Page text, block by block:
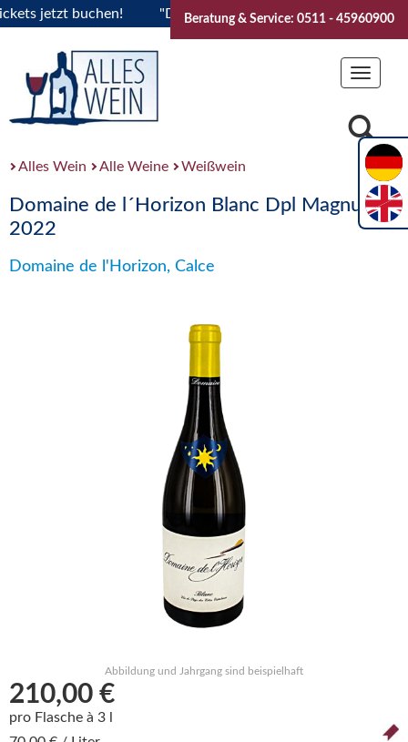
jetzt buchen! "Das Sommerfest 2026" Vive la
Beratung & Service: 0511 - 45960900
Toggle
Alles Wein Alle Weine Weißwein
Domaine de l´Horizon Blanc Dpl Magnum
2022
Domaine de l'Horizon, Calce
Abbildung und Jahrgang sind beispielhaft
210,00 €
pro Flasche à 3 l